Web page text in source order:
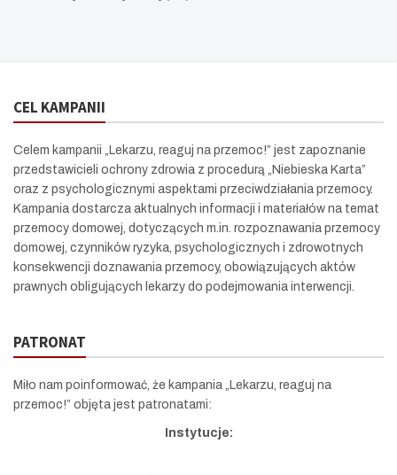
CEL KAMPANII
Celem kampanii „Lekarzu, reaguj na przemoc!” jest zapoznanie
przedstawicieli ochrony zdrowia z procedurą „Niebieska Karta”
oraz z psychologicznymi aspektami przeciwdziałania przemocy.
Kampania dostarcza aktualnych informacji i materiałów na temat
przemocy domowej, dotyczących m.in. rozpoznawania przemocy
domowej, czynników ryzyka, psychologicznych i zdrowotnych
konsekwencji doznawania przemocy, obowiązujących aktów
prawnych obligujących lekarzy do podejmowania interwencji.
PATRONAT
Miło nam poinformować, że kampania „Lekarzu, reaguj na
przemoc!” objęta jest patronatami:
Instytucje: